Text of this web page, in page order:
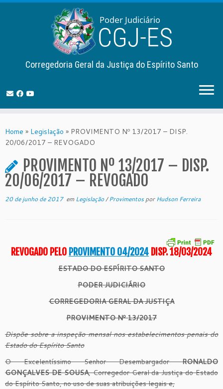
to
content
Corregedoria Geral da Justiça do Espírito Santo
Home » Legislação » PROVIMENTO Nº 13/2017 – DISP.
20/06/2017 – REVOGADO
PROVIMENTO Nº 13/2017 – DISP.
20/06/2017 – REVOGADO
20 de junho de 2017em Legislação/ProvimentosporHudson Ferreira
REVOGADO PELO PROVIMENTO 04/2024 DISP. 18/03/2024
ESTADO DO ESPÍRITO SANTO
PODER JUDICIÁRIO
CORREGEDORIA GERAL DA JUSTIÇA
PROVIMENTO Nº 13/2017
Dispõe sobre a inspeção mensal nos estabelecimentos penais do
Estado do Espírito Santo
O Excelentíssimo Senhor DesembargadorRONALDO
GONÇALVES DE SOUSA, Corregedor Geral da Justiça do Estado
do Espírito Santo, no uso de suas atribuições legais e,